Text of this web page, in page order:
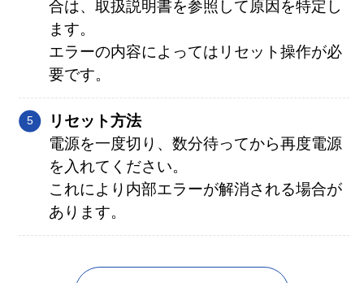
合は、取扱説明書を参照して原因を特定し
ます。
エラーの内容によってはリセット操作が必
要です。
リセット方法
電源を一度切り、数分待ってから再度電源
を入れてください。
これにより内部エラーが解消される場合が
あります。